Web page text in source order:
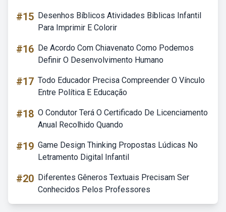
#15 Desenhos Bíblicos Atividades Bíblicas Infantil
Para Imprimir E Colorir
#16 De Acordo Com Chiavenato Como Podemos
Definir O Desenvolvimento Humano
#17 Todo Educador Precisa Compreender O Vínculo
Entre Política E Educação
#18 O Condutor Terá O Certificado De Licenciamento
Anual Recolhido Quando
#19 Game Design Thinking Propostas Lúdicas No
Letramento Digital Infantil
#20 Diferentes Gêneros Textuais Precisam Ser
Conhecidos Pelos Professores